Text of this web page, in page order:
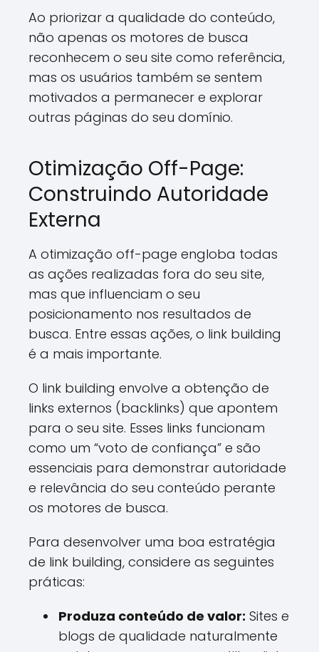
Ao priorizar a qualidade do conteúdo,
não apenas os motores de busca
reconhecem o seu site como referência,
mas os usuários também se sentem
motivados a permanecer e explorar
outras páginas do seu domínio.
Otimização Off-Page:
Construindo Autoridade
Externa
A otimização off-page engloba todas
as ações realizadas fora do seu site,
mas que influenciam o seu
posicionamento nos resultados de
busca. Entre essas ações, o link building
é a mais importante.
O link building envolve a obtenção de
links externos (backlinks) que apontem
para o seu site. Esses links funcionam
como um “voto de confiança” e são
essenciais para demonstrar autoridade
e relevância do seu conteúdo perante
os motores de busca.
Para desenvolver uma boa estratégia
de link building, considere as seguintes
práticas:
Produza conteúdo de valor: Sites e
blogs de qualidade naturalmente